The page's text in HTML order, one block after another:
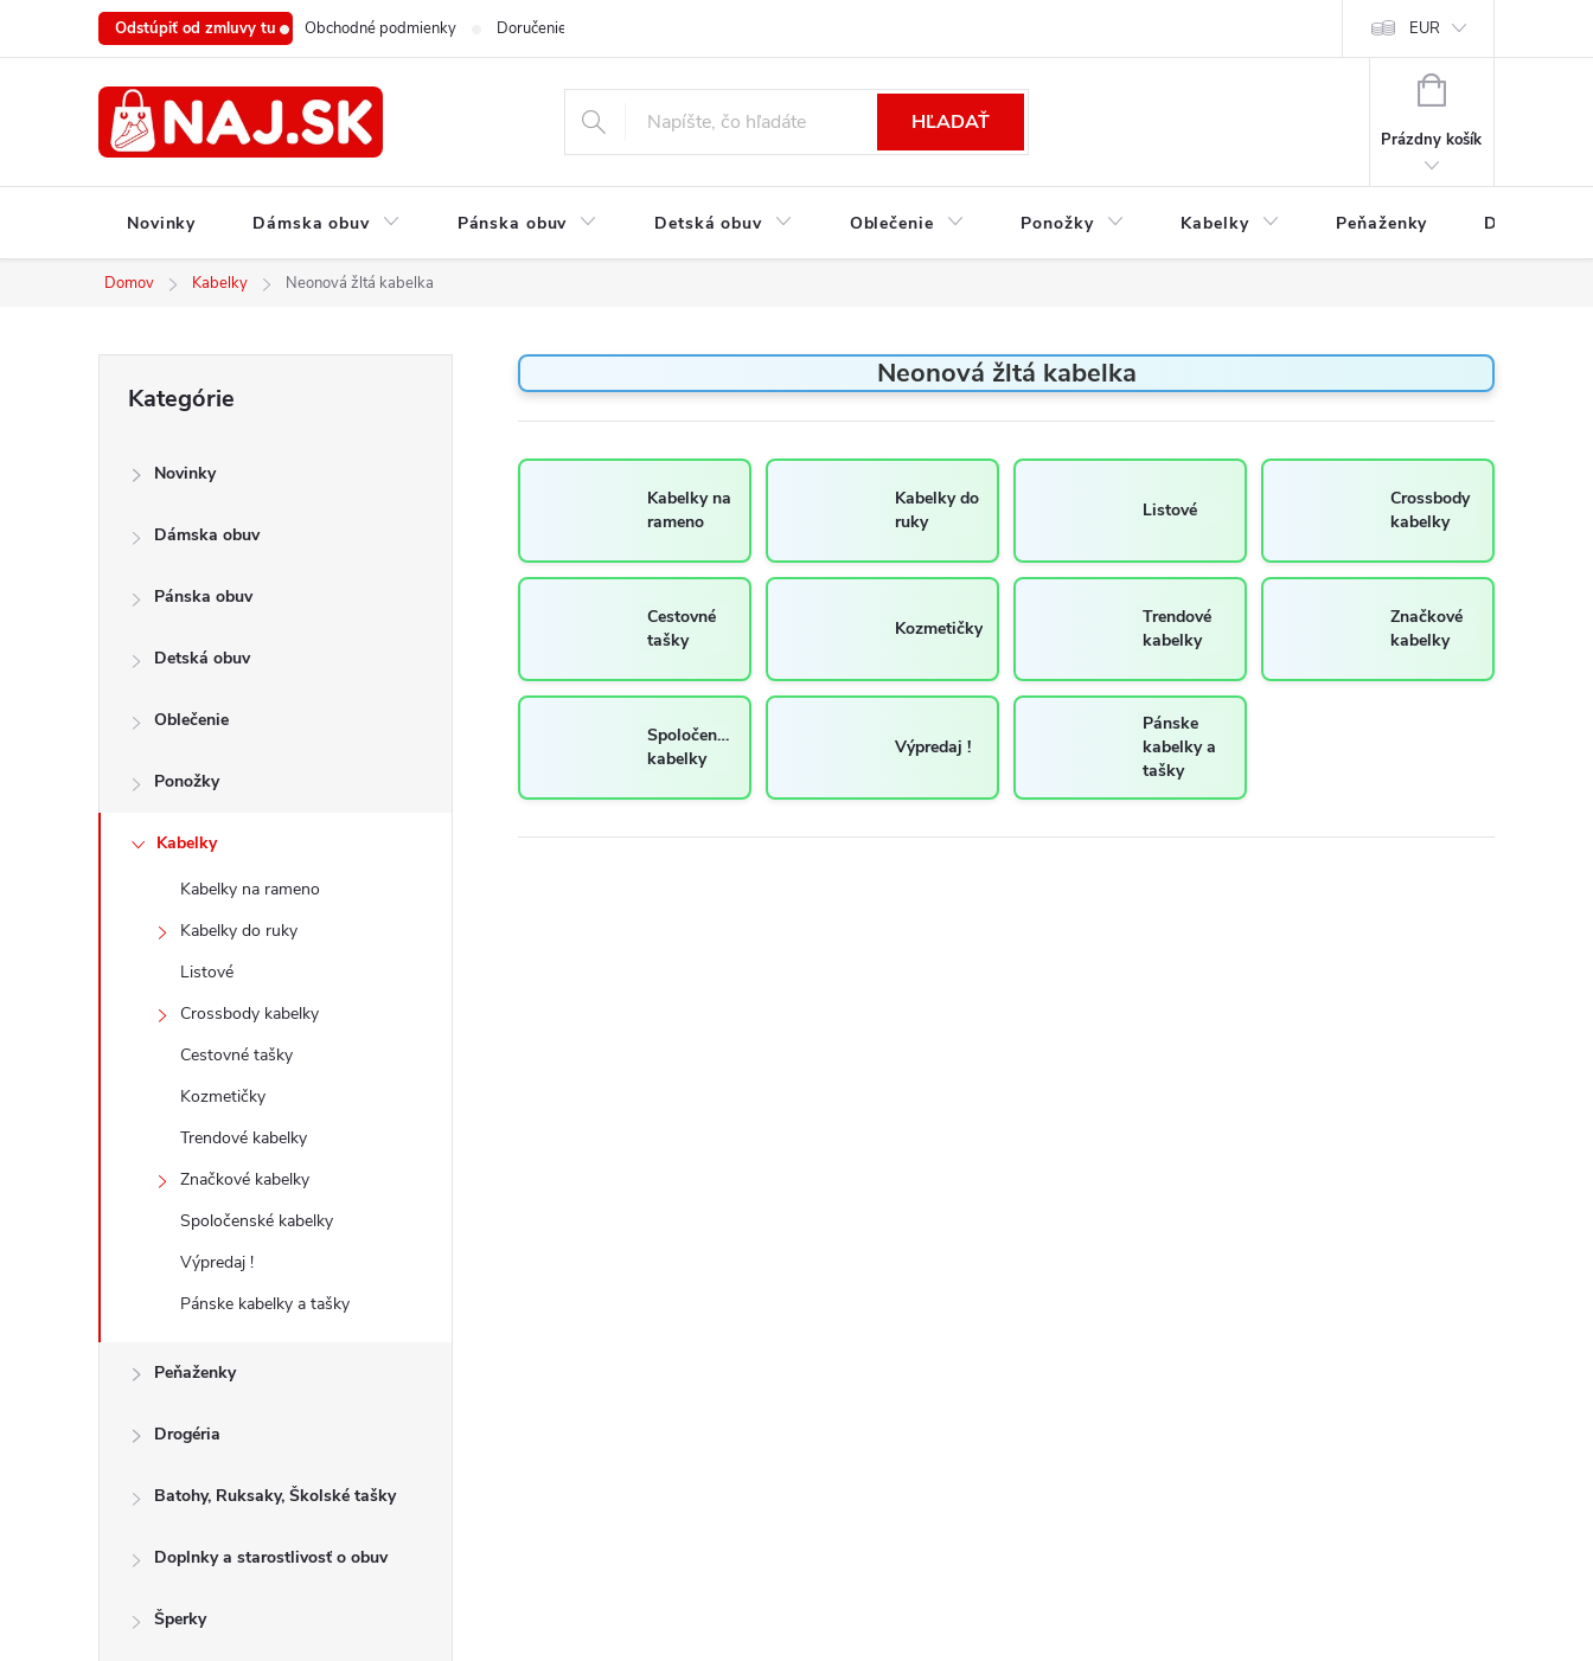
Odstúpiť od zmluvy tu Obchodné podmienky Doručenie a platba Podmienky ochrany osobných údajov
EUR
HĽADAŤ
NÁKUPNÝ
Prázdny košík
Novinky Dámska obuv Pánska obuv Detská obuv Oblečenie Ponožky Kabelky Peňaženky Drogéria
Domov Kabelky Neonová žltá kabelka
kategórie
Kategórie
Novinky
Dámska obuv
Pánska obuv
Detská obuv
Oblečenie
Ponožky
Kabelky
Kabelky na rameno
Kabelky do ruky
Listové
Crossbody kabelky
Cestovné tašky
Kozmetičky
Trendové kabelky
Značkové kabelky
Spoločenské kabelky
Výpredaj !
Pánske kabelky a tašky
Peňaženky
Drogéria
Batohy, Ruksaky, Školské tašky
Doplnky a starostlivosť o obuv
Šperky
Neonová žltá kabelka
Kabelky na
rameno
Kabelky do
ruky
Listové
Crossbody
kabelky
Cestovné
tašky
Kozmetičky
Trendové
kabelky
Značkové
kabelky
Spoločenské
kabelky
Výpredaj !
Pánske
kabelky a
tašky